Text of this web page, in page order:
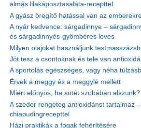
almás lilakáposztasaláta-recepttel
A gyász öregítő hatással van az
A nyár kedvence: sárgadinnye –
és sárgadinnyés-gyömbéres leves
Milyen olajokat használjunk
Jót tesz a csontoknak és tele van
A sportolás egészséges, vagy néha
Érvek a meggy és a meggylé mellett
Miért előnyös, ha sötét szobában alszunk?
A szeder rengeteg antioxidánst tartalmaz
chiapudingrecepttel
Házi praktikák a fogak fehérítésére